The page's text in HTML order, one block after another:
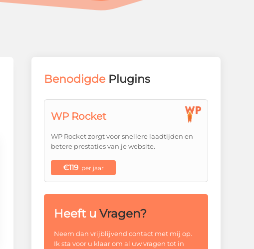
Benodigde Plugins
WP Rocket
WP Rocket zorgt voor snellere laadtijden en
betere prestaties van je website.
€119 per jaar
Heeft u Vragen?
Neem dan vrijblijvend contact met mij op.
Ik sta voor u klaar om al uw vragen tot in